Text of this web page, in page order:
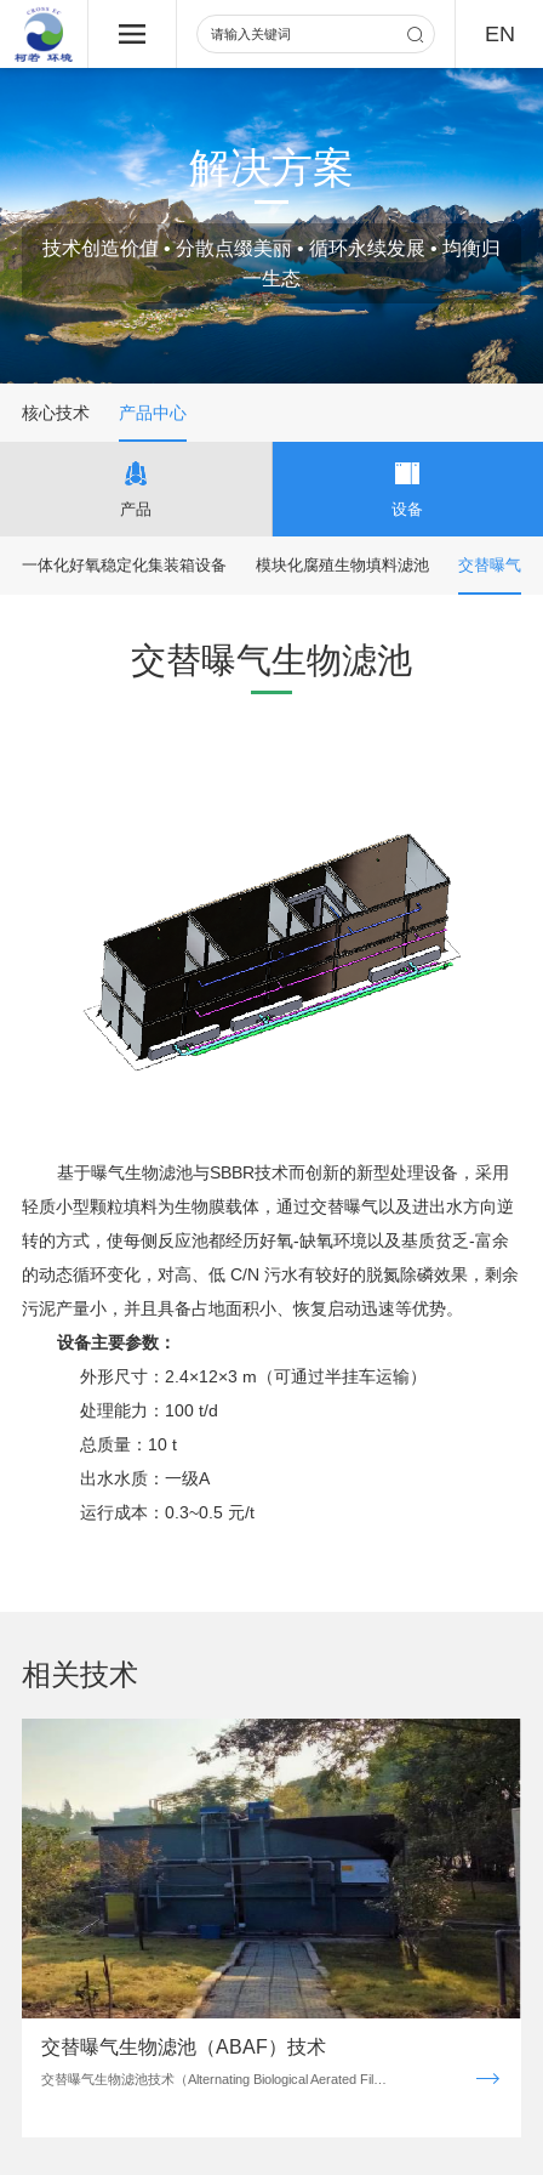
EN
解决方案
技术创造价值 • 分散点缀美丽 • 循环永续发展 • 均衡归
一生态
核心技术 产品中心
产品 设备
一体化好氧稳定化集装箱设备 模块化腐殖生物填料滤池 交替曝气生
交替曝气生物滤池
基于曝气生物滤池与SBBR技术而创新的新型处理设备，采用
轻质小型颗粒填料为生物膜载体，通过交替曝气以及进出水方向逆
转的方式，使每侧反应池都经历好氧-缺氧环境以及基质贫乏-富余
的动态循环变化，对高、低 C/N 污水有较好的脱氮除磷效果，剩余
污泥产量小，并且具备占地面积小、恢复启动迅速等优势。
设备主要参数：
外形尺寸：2.4×12×3 m（可通过半挂车运输）
处理能力：100 t/d
总质量：10 t
出水水质：一级A
运行成本：0.3~0.5 元/t
相关技术
交替曝气生物滤池（ABAF）技术
交替曝气生物滤池技术（Alternating Biological Aerated Fil…